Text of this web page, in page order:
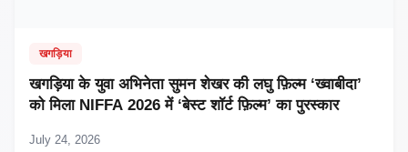
खगड़िया
खगड़िया के युवा अभिनेता सुमन शेखर की लघु फ़िल्म ‘ख्वाबीदा’
को मिला NIFFA 2026 में ‘बेस्ट शॉर्ट फ़िल्म’ का पुरस्कार
July 24, 2026